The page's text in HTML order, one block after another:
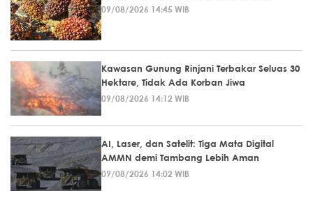
09/08/2026 14:45 WIB
Kawasan Gunung Rinjani Terbakar Seluas 30
Hektare, Tidak Ada Korban Jiwa
09/08/2026 14:12 WIB
AI, Laser, dan Satelit: Tiga Mata Digital
AMMN demi Tambang Lebih Aman
09/08/2026 14:02 WIB